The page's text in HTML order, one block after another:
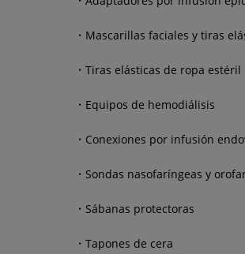
Mascarillas faciales y tiras
Tiras elásticas de ropa estéril
Equipos de hemodiálisis
Conexiones por infusión
Sondas nasofaríngeas y
Sábanas protectoras
Tapones de cera